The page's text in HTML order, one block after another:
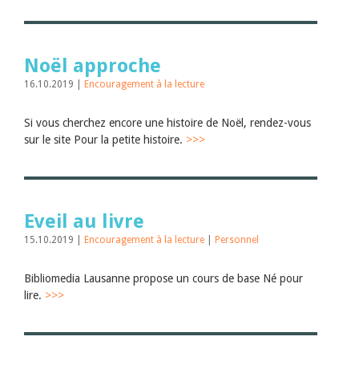
Noël approche
16.10.2019 | Encouragement à la lecture
Si vous cherchez encore une histoire de Noël, rendez-vous
sur le site Pour la petite histoire. >>>
Eveil au livre
15.10.2019 | Encouragement à la lecture Personnel
Bibliomedia Lausanne propose un cours de base Né pour
lire. >>>